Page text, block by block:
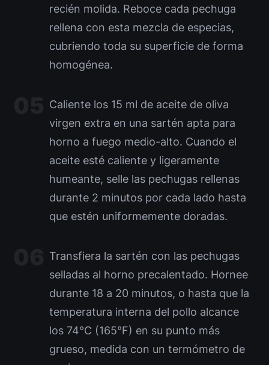
recién molida. Reboce cada pechuga
rellena con esta mezcla de especias,
cubriendo toda su superficie de forma
homogénea.
Caliente los 15 ml de aceite de oliva
virgen extra en una sartén apta para
horno a fuego medio-alto. Cuando el
aceite esté caliente y ligeramente
humeante, selle las pechugas rellenas
durante 2 minutos por cada lado hasta
que estén uniformemente doradas.
Transfiera la sartén con las pechugas
selladas al horno precalentado. Hornee
durante 18 a 20 minutos, o hasta que la
temperatura interna del pollo alcance
los 74°C (165°F) en su punto más
grueso, medida con un termómetro de